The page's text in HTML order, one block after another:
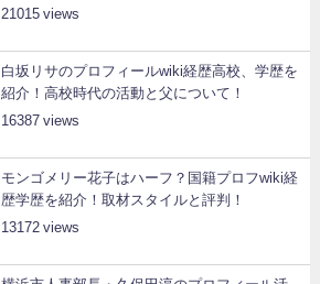
21015
白坂リサのプロフィールwiki経歴高校、学歴を
紹介！高校時代の活動と父について！
16387
モンゴメリー花子はハーフ？国籍プロフwiki経
歴学歴を紹介！取材スタイルと評判！
13172